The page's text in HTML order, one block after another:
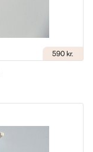
590 kr.